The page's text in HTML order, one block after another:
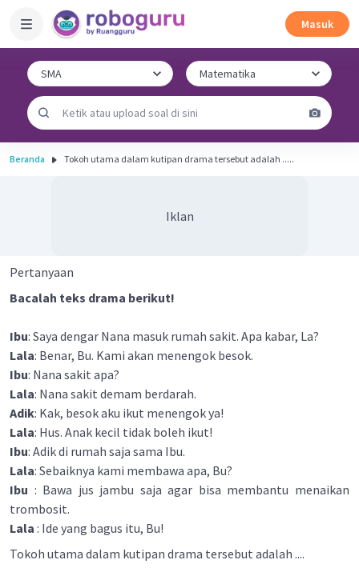
Masuk
Beranda Tokoh utama dalam kutipan drama tersebut adalah .....
Iklan
Pertanyaan
Bacalah teks drama berikut!
Ibu: Saya dengar Nana masuk rumah sakit. Apa kabar, La?
Lala: Benar, Bu. Kami akan menengok besok.
Ibu: Nana sakit apa?
Lala: Nana sakit demam berdarah.
Adik: Kak, besok aku ikut menengok ya!
Lala: Hus. Anak kecil tidak boleh ikut!
Ibu: Adik di rumah saja sama Ibu.
Lala: Sebaiknya kami membawa apa, Bu?
Ibu : Bawa jus jambu saja agar bisa membantu menaikan
trombosit.
Lala : Ide yang bagus itu, Bu!
Tokoh utama dalam kutipan drama tersebut adalah ....